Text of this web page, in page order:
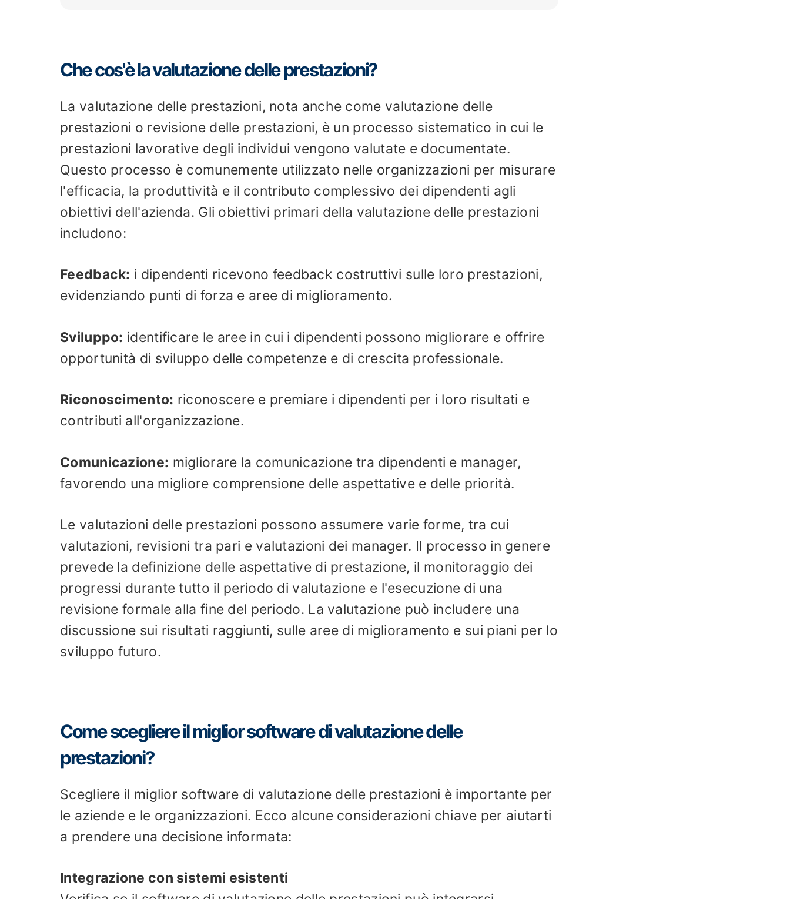
Che cos'è la valutazione delle prestazioni?
La valutazione delle prestazioni, nota anche come valutazione delle
prestazioni o revisione delle prestazioni, è un processo sistematico in cui le
prestazioni lavorative degli individui vengono valutate e documentate.
Questo processo è comunemente utilizzato nelle organizzazioni per misurare
l'efficacia, la produttività e il contributo complessivo dei dipendenti agli
obiettivi dell'azienda. Gli obiettivi primari della valutazione delle prestazioni
includono:
Feedback: i dipendenti ricevono feedback costruttivi sulle loro prestazioni,
evidenziando punti di forza e aree di miglioramento.
Sviluppo: identificare le aree in cui i dipendenti possono migliorare e offrire
opportunità di sviluppo delle competenze e di crescita professionale.
Riconoscimento: riconoscere e premiare i dipendenti per i loro risultati e
contributi all'organizzazione.
Comunicazione: migliorare la comunicazione tra dipendenti e manager,
favorendo una migliore comprensione delle aspettative e delle priorità.
Le valutazioni delle prestazioni possono assumere varie forme, tra cui
valutazioni, revisioni tra pari e valutazioni dei manager. Il processo in genere
prevede la definizione delle aspettative di prestazione, il monitoraggio dei
progressi durante tutto il periodo di valutazione e l'esecuzione di una
revisione formale alla fine del periodo. La valutazione può includere una
discussione sui risultati raggiunti, sulle aree di miglioramento e sui piani per lo
sviluppo futuro.
Come scegliere il miglior software di valutazione delle
prestazioni?
Scegliere il miglior software di valutazione delle prestazioni è importante per
le aziende e le organizzazioni. Ecco alcune considerazioni chiave per aiutarti
a prendere una decisione informata:
Integrazione con sistemi esistenti